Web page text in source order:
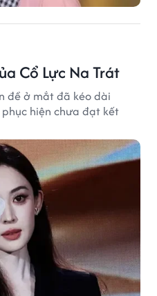
Cổ Lực Na Trát
đề ở mắt đã kéo dài
hiện chưa đạt kết